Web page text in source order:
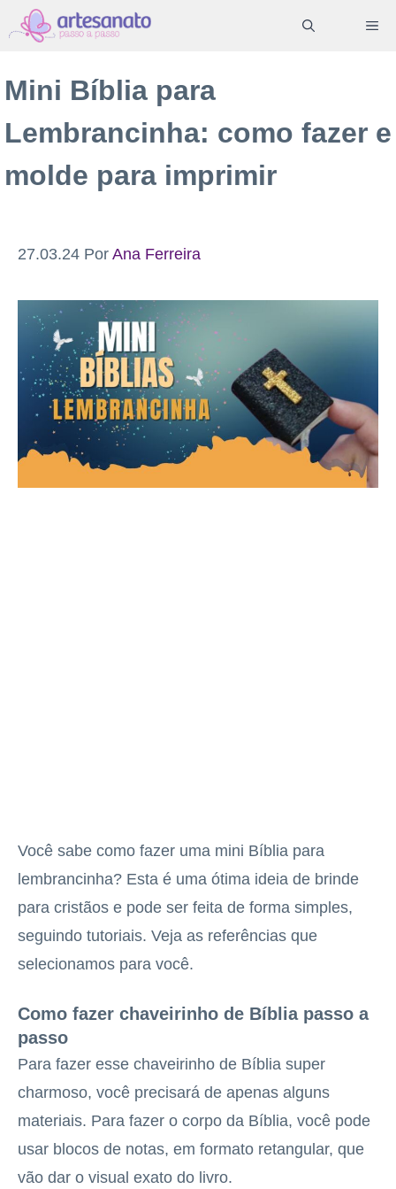
Pular
para
conteúdo
Mini Bíblia para
Lembrancinha: como fazer e
molde para imprimir
27.03.24 Por Ana Ferreira
Você sabe como fazer uma mini Bíblia para
lembrancinha? Esta é uma ótima ideia de brinde
para cristãos e pode ser feita de forma simples,
seguindo tutoriais. Veja as referências que
selecionamos para você.
Como fazer chaveirinho de Bíblia passo a
passo
Para fazer esse chaveirinho de Bíblia super
charmoso, você precisará de apenas alguns
materiais. Para fazer o corpo da Bíblia, você pode
usar blocos de notas, em formato retangular, que
vão dar o visual exato do livro.